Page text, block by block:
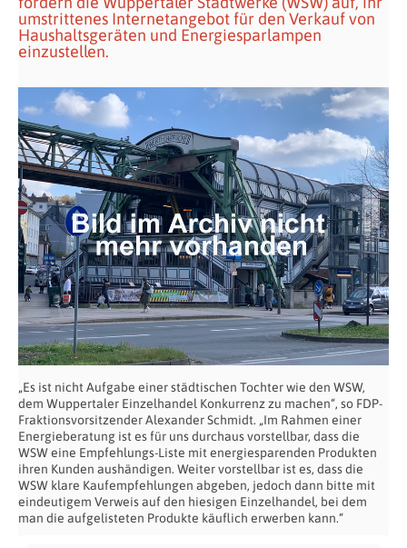
umstrittenes Internetangebot für den Verkauf von
Haushaltsgeräten und Energiesparlampen
einzustellen.
„Es ist nicht Aufgabe einer städtischen Tochter wie den WSW,
dem Wuppertaler Einzelhandel Konkurrenz zu machen“, so FDP-
Fraktionsvorsitzender Alexander Schmidt. „Im Rahmen einer
Energieberatung ist es für uns durchaus vorstellbar, dass die
WSW eine Empfehlungs-Liste mit energiesparenden Produkten
ihren Kunden aushändigen. Weiter vorstellbar ist es, dass die
WSW klare Kaufempfehlungen abgeben, jedoch dann bitte mit
eindeutigem Verweis auf den hiesigen Einzelhandel, bei dem
man die aufgelisteten Produkte käuflich erwerben kann.“